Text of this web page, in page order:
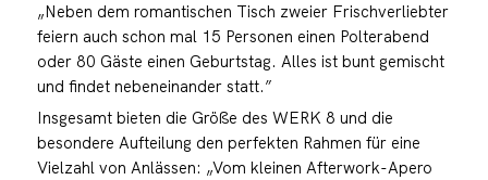
„Neben dem romantischen Tisch zweier Frischverliebter
feiern auch schon mal 15 Personen einen Polterabend
oder 80 Gäste einen Geburtstag. Alles ist bunt gemischt
und findet nebeneinander statt.”
Insgesamt bieten die Größe des WERK 8 und die
besondere Aufteilung den perfekten Rahmen für eine
Vielzahl von Anlässen: „Vom kleinen Afterwork-Apero